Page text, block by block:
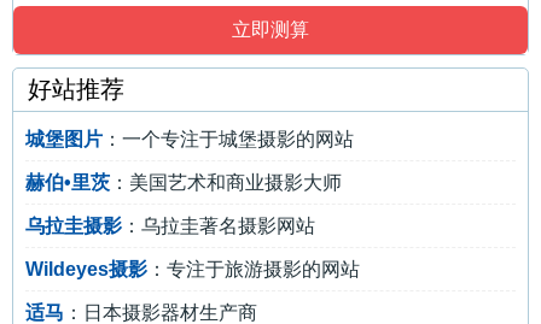
好站推荐
城堡图片 ：一个专注于城堡摄影的网站
赫伯•里茨 ：美国艺术和商业摄影大师
乌拉圭摄影 ：乌拉圭著名摄影网站
Wildeyes摄影 ：专注于旅游摄影的网站
适马 ：日本摄影器材生产商